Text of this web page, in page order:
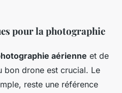
pour la photographie
aérienne et de
bon drone est crucial. Le
reste une référence